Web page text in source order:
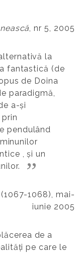
, nr 5, 2005
la
fantastică (de
de Doina
paradigmă,
a-și
pendulând
, și un
1068), mai-
iunie 2005
de a
pe care le